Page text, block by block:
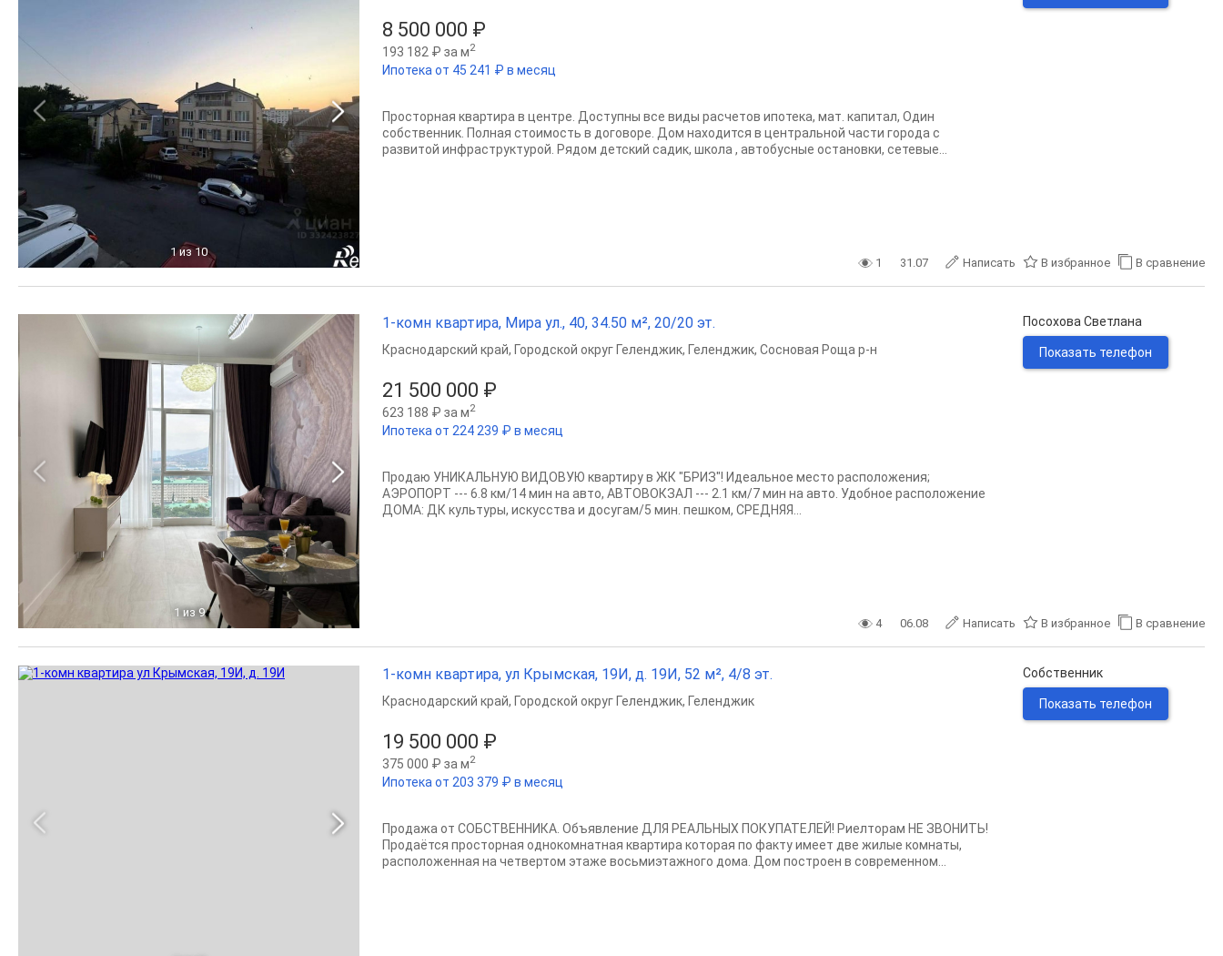
1 из 10
8 500 000 ₽
193 182 ₽ за м2
Ипотека от 45 241 ₽ в месяц
Просторная квартира в центре. Доступны все виды расчетов ипотека, мат. капитал, Один
собственник. Полная стоимость в договоре. Дом находится в центральной части города с
развитой инфраструктурой. Рядом детский садик, школа , автобусные остановки, сетевые...
1 31.07 Написать В избранное В сравнение
1 из 9
1-комн квартира, Мира ул., 40, 34.50 м², 20/20 эт.
21 500 000 ₽
623 188 ₽ за м2
Ипотека от 224 239 ₽ в месяц
Краснодарский край, Городской округ Геленджик, Геленджик, Сосновая Роща р-н
Продаю УНИКАЛЬНУЮ ВИДОВУЮ квартиру в ЖК "БРИЗ"! Идеальное место расположения;
АЭРОПОРТ --- 6.8 км/14 мин на авто, АВТОВОКЗАЛ --- 2.1 км/7 мин на авто. Удобное расположение
ДОМА: ДК культуры, искусства и досугам/5 мин. пешком, СРЕДНЯЯ...
Посохова Светлана
Показать телефон
4 06.08 Написать В избранное В сравнение
1-комн квартира, ул Крымская, 19И, д. 19И, 52 м², 4/8 эт.
19 500 000 ₽
375 000 ₽ за м2
Ипотека от 203 379 ₽ в месяц
Краснодарский край, Городской округ Геленджик, Геленджик
Продажа от СОБСТВЕННИКА. Объявление ДЛЯ РЕАЛЬНЫХ ПОКУПАТЕЛЕЙ! Риелторам НЕ ЗВОНИТЬ!
Продаётся просторная однокомнатная квартира которая по факту имеет две жилые комнаты,
расположенная на четвертом этаже восьмиэтажного дома. Дом построен в современном...
Собственник
Показать телефон